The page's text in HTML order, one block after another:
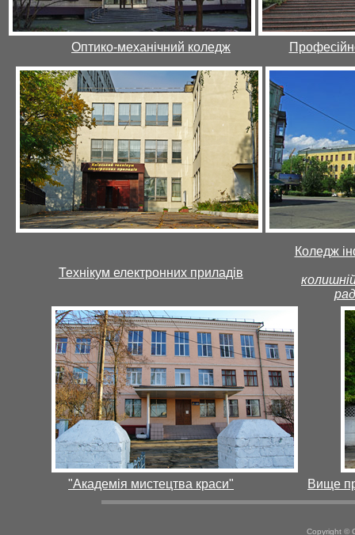
Оптико-механічний коледж
Технікум електронних приладів
Коледж
"Академія мистецтва краси" Вище
Copyright ©